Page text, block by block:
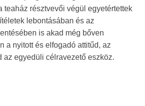
teaház résztvevői végül egyetértettek
lebontásában és az
is akad még bőven
a nyitott és elfogadó attitűd, az
az egyedüli célravezető eszköz.